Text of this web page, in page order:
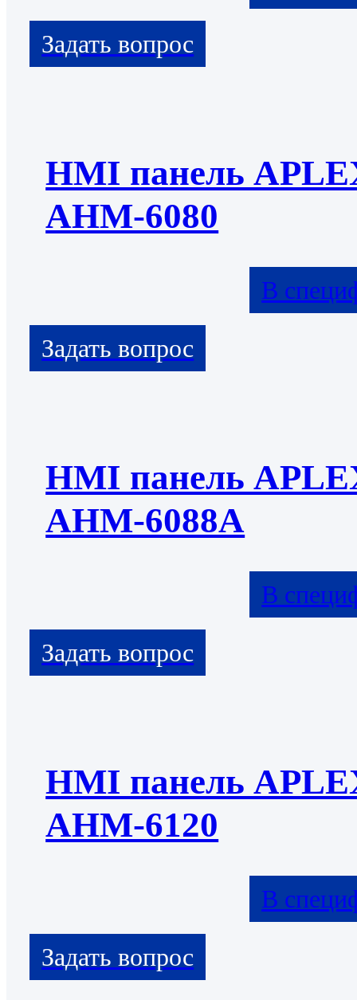
HMI панель
AHM-6080
В
HMI панель
AHM-6088A
В
HMI панель
AHM-6120
В